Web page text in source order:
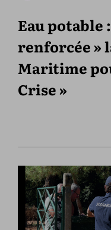
Eau potable
renforcée »
Maritime
Crise »